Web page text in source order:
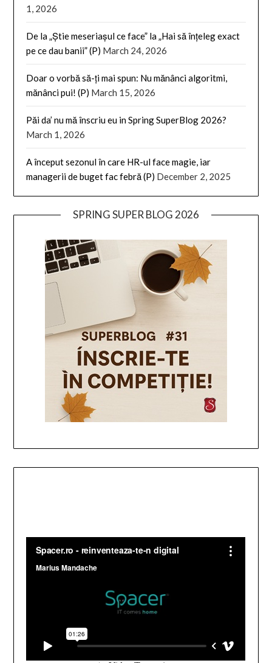
1, 2026
De la „Știe meseriașul ce face” la „Hai să înțeleg exact
pe ce dau banii” (P) March 24, 2026
Doar o vorbă să-ți mai spun: Nu mănânci algoritmi,
mănânci pui! (P) March 15, 2026
Păi da’ nu mă înscriu eu in Spring SuperBlog 2026?
March 1, 2026
A început sezonul în care HR-ul face magie, iar
managerii de buget fac febră (P) December 2, 2025
SPRING SUPER BLOG 2026